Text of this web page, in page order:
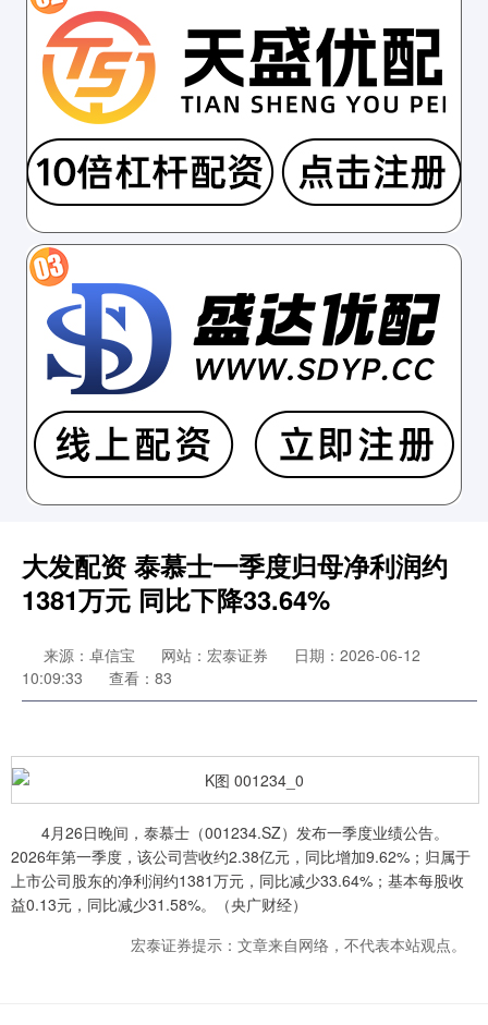
大发配资 泰慕士一季度归母净利润约
1381万元 同比下降33.64%
来源：卓信宝 网站：宏泰证券
日期：2026-06-12
10:09:33
查看：83
4月26日晚间，泰慕士（001234.SZ）发布一季度业绩公告。
2026年第一季度，该公司营收约2.38亿元，同比增加9.62%；归属于
上市公司股东的净利润约1381万元，同比减少33.64%；基本每股收
益0.13元，同比减少31.58%。（央广财经）
宏泰证券提示：文章来自网络，不代表本站观点。